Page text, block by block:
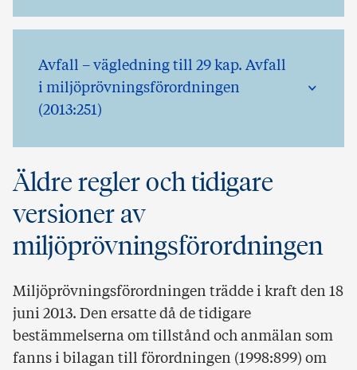
Avfall – vägledning till 29 kap. Avfall
i miljöprövningsförordningen
(2013:251)
Äldre regler och tidigare
versioner av
miljöprövningsförordningen
Miljöprövningsförordningen trädde i kraft den 18
juni 2013. Den ersatte då de tidigare
bestämmelserna om tillstånd och anmälan som
fanns i bilagan till förordningen (1998:899) om